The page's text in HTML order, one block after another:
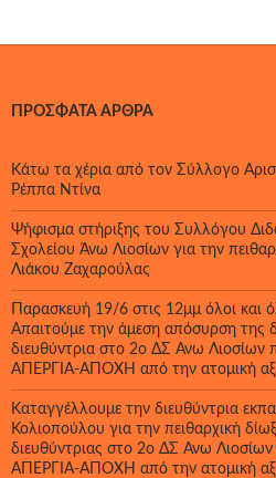
ΠΡΌΣΦΑΤΑ ΆΡΘΡΑ
Κάτω τα χέρια από τον Σύλλογο
Ρέππα Ντίνα
Ψήφισμα στήριξης του Συλλόγου
Σχολείου Άνω Λιοσίων για την
Λιάκου Ζαχαρούλας
Παρασκευή 19/6 στις 12μμ όλοι και
Απαιτούμε την άμεση απόσυρση της
διευθύντρια στο 2ο ΔΣ Άνω Λιοσίων
ΑΠΕΡΓΙΑ-ΑΠΟΧΗ από την ατομική
Καταγγέλλουμε την διευθύντρια
Κολιοπούλου για την πειθαρχική
διευθύντριας στο 2ο ΔΣ Άνω Λιοσίων
ΑΠΕΡΓΙΑ-ΑΠΟΧΗ από την ατομική